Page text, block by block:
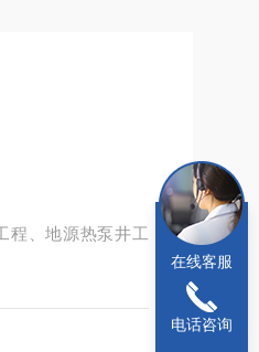
程、地源热泵井工
在线客服
电话咨询